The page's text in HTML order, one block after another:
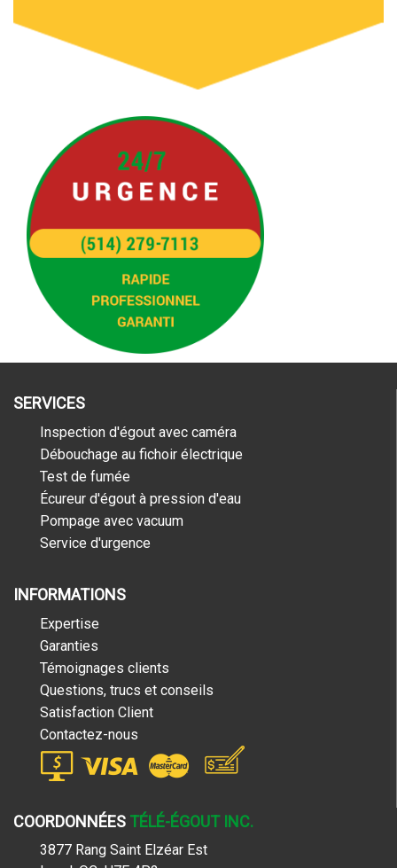
SERVICES
Inspection d'égout avec caméra
Débouchage au fichoir électrique
Test de fumée
Écureur d'égout à pression d'eau
Pompage avec vacuum
Service d'urgence
INFORMATIONS
Expertise
Garanties
Témoignages clients
Questions, trucs et conseils
Satisfaction Client
Contactez-nous
COORDONNÉES TÉLÉ-ÉGOUT INC.
3877 Rang Saint Elzéar Est